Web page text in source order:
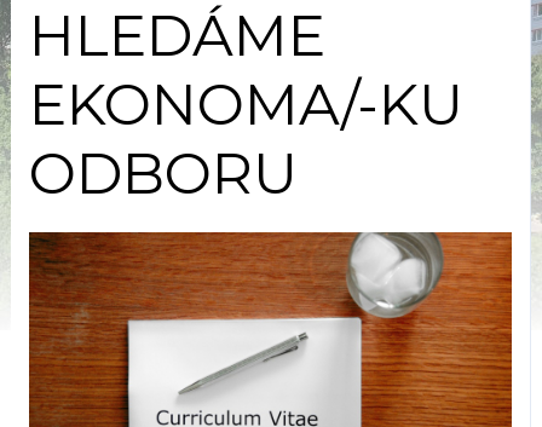
HLEDÁME
EKONOMA/-KU
ODBORU